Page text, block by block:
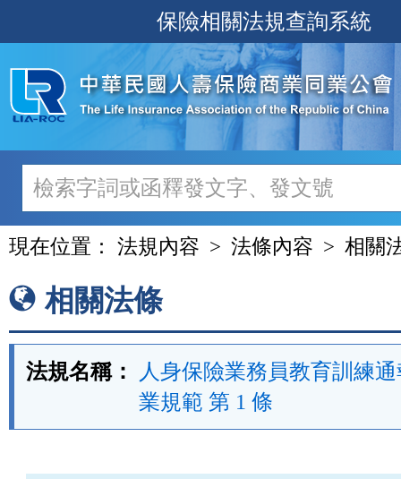
至
主
內
容
保險相關法規查詢系統
現在位置： 法規內容 法條內容 相關
相關法條
法規名稱：
人身保險業務員教育訓練
業規範 第 1 條